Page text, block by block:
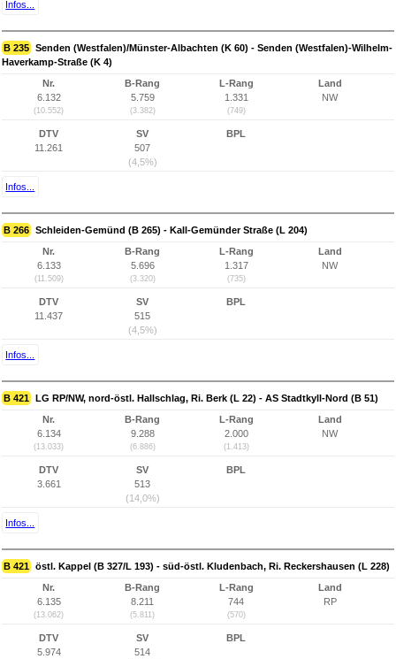
Infos...
B 235 Senden (Westfalen)/Münster-Albachten (K 60) - Senden (Westfalen)-Wilhelm-
Haverkamp-Straße (K 4)
Nr.
6.132
(10.552)
B-Rang
5.759
(3.382)
L-Rang
1.331
(749)
Land
NW
DTV
11.261
SV
507
(4,5%)
BPL
Infos...
B 266 Schleiden-Gemünd (B 265) - Kall-Gemünder Straße (L 204)
Nr.
6.133
(11.509)
B-Rang
5.696
(3.320)
L-Rang
1.317
(735)
Land
NW
DTV
11.437
SV
515
(4,5%)
BPL
Infos...
B 421 LG RP/NW, nord-östl. Hallschlag, Ri. Berk (L 22) - AS Stadtkyll-Nord (B 51)
Nr.
6.134
(13.033)
B-Rang
9.288
(6.886)
L-Rang
2.000
(1.413)
Land
NW
DTV
3.661
SV
513
(14,0%)
BPL
Infos...
B 421 östl. Kappel (B 327/L 193) - süd-östl. Kludenbach, Ri. Reckershausen (L 228)
Nr.
6.135
(13.062)
B-Rang
8.211
(5.811)
L-Rang
744
(570)
Land
RP
DTV
5.974
SV
514
BPL